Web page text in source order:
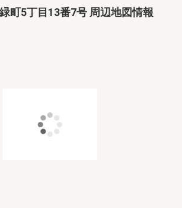
町5丁目13番7号 周辺地図情報